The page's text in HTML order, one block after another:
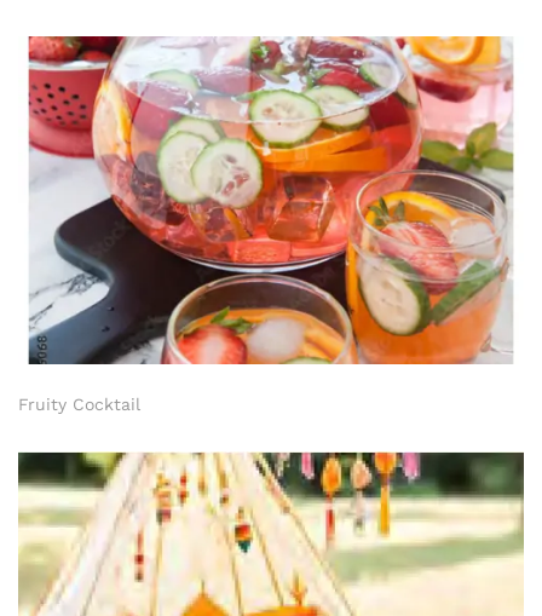
Fruity Cocktail